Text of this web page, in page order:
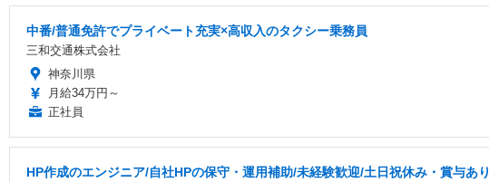
中番/普通免許でプライベート充実×高収入のタクシー乗務員
三和交通株式会社
神奈川県
月給34万円～
正社員
HP作成のエンジニア/自社HPの保守・運用補助/未経験歓迎/土日祝休み・賞与あり